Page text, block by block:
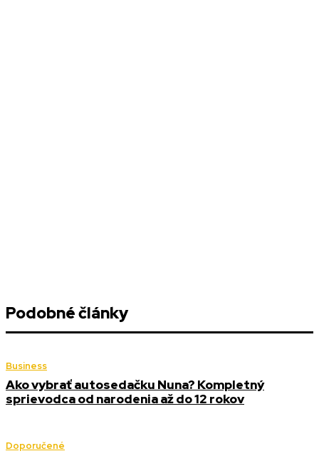
Podobné články
Business
Ako vybrať autosedačku Nuna? Kompletný
sprievodca od narodenia až do 12 rokov
Doporučené